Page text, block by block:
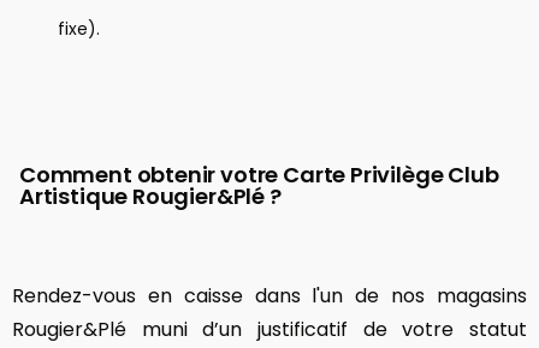
fixe).
Comment obtenir votre Carte Privilège Club
Artistique Rougier&Plé ?
Rendez-vous en caisse dans l'un de nos magasins
Rougier&Plé muni d’un justificatif de votre statut